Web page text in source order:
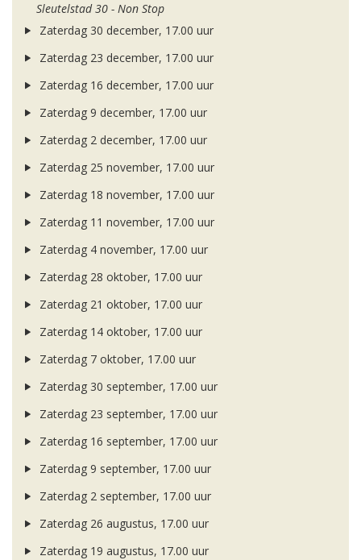
Sleutelstad 30 - Non Stop
Zaterdag 30 december, 17.00 uur
Zaterdag 23 december, 17.00 uur
Zaterdag 16 december, 17.00 uur
Zaterdag 9 december, 17.00 uur
Zaterdag 2 december, 17.00 uur
Zaterdag 25 november, 17.00 uur
Zaterdag 18 november, 17.00 uur
Zaterdag 11 november, 17.00 uur
Zaterdag 4 november, 17.00 uur
Zaterdag 28 oktober, 17.00 uur
Zaterdag 21 oktober, 17.00 uur
Zaterdag 14 oktober, 17.00 uur
Zaterdag 7 oktober, 17.00 uur
Zaterdag 30 september, 17.00 uur
Zaterdag 23 september, 17.00 uur
Zaterdag 16 september, 17.00 uur
Zaterdag 9 september, 17.00 uur
Zaterdag 2 september, 17.00 uur
Zaterdag 26 augustus, 17.00 uur
Zaterdag 19 augustus, 17.00 uur